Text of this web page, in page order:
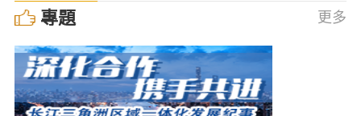
專題 更多